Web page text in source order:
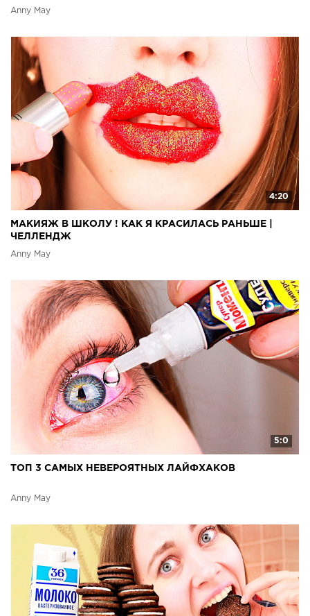
КАНЦЕЛЯРИЯ
Anny May
4:20
МАКИЯЖ В ШКОЛУ ! КАК Я КРАСИЛАСЬ РАНЬШЕ |
ЧЕЛЛЕНДЖ
Anny May
5:0
ТОП 3 САМЫХ НЕВЕРОЯТНЫХ ЛАЙФХАКОВ
Anny May